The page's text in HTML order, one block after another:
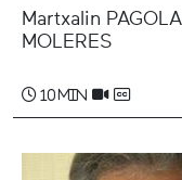
Martxalin
MOLERES
10 min